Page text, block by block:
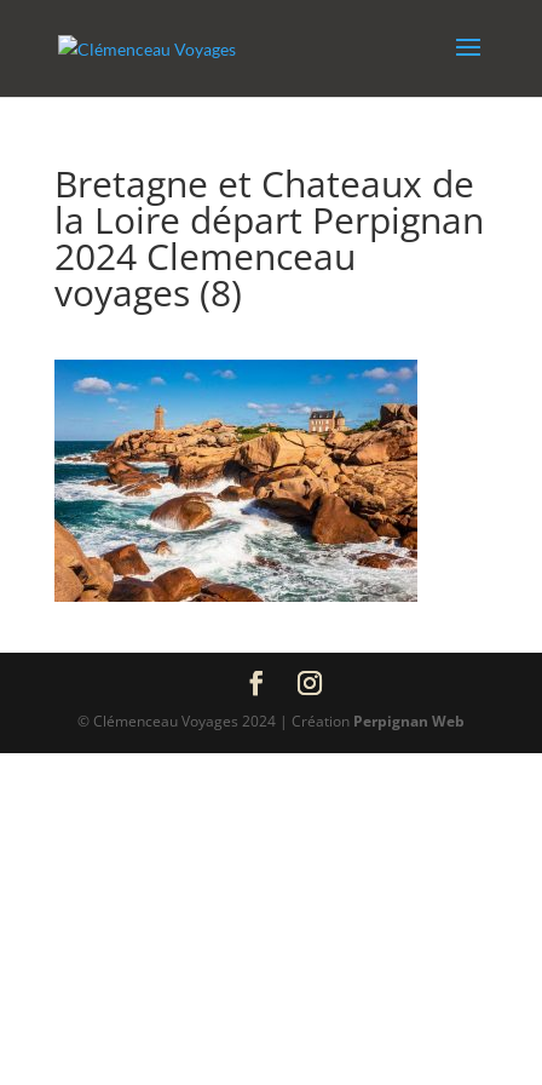
Bretagne et Chateaux de
la Loire départ Perpignan
2024 Clemenceau
voyages (8)
© Clémenceau Voyages 2024 | Création Perpignan Web